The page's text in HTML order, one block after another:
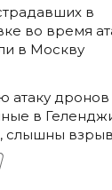
в
во время
в Москву
атаку дронов
в
слышны